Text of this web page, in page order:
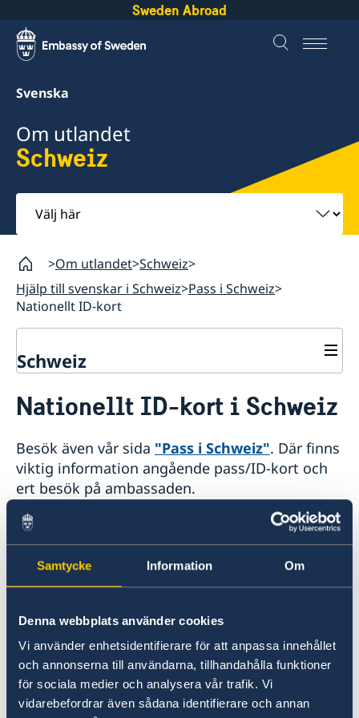
Samtycke Information Om
Denna webbplats använder cookies
Vi använder enhetsidentifierare för att anpassa innehållet
och annonserna till användarna, tillhandahålla funktioner
för sociala medier och analysera vår trafik. Vi
vidarebefordrar även sådana identifierare och annan
Sweden Abroad
Svenska
Om utlandet
Schweiz
Välj
här
Om utlandet Schweiz
Hjälp till svenskar i Schweiz Pass i Schweiz
Nationellt ID-kort
Schweiz
Hjälp till svenskar i Schweiz
Pass i Schweiz
Information om och länk till tidsbokning
Pass för vuxna
Pass för barn under 18 år
Första passet - Samordningsnummer
Nationellt ID-kort
Provisoriskt pass
Frågor och svar om pass, samordningsnummer och
Hjälp kring medborgarskap
Gifta sig utomlands
Avgifter och accepterade betalningsmedel hos
ambassaden i Bern
Reseinformation
Nationellt ID-kort i Schweiz
Besök även vår sida "Pass i Schweiz". Där finns
viktig information angående pass/ID-kort och
ert besök på ambassaden.
Med det gitliga nationella ID-kortet kan man
pass:Belgien, Bulgarien, Cypern, Danmark,
Estland, Finland, Frankrike, Grekland, Irland,
Island, Italien, Kroatien, Lettland, Litauen,
Luxemburg, Malta, Nederländerna, Norge,
Polen, Portugal, Rumänien, Schweiz, Slovakien,
Slovenien, Spanien, Tjeckien, Tyskland, Ungern
och Österrike.